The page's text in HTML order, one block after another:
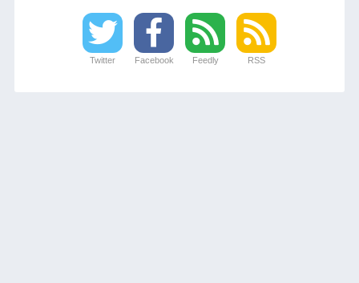
Twitter Facebook Feedly RSS